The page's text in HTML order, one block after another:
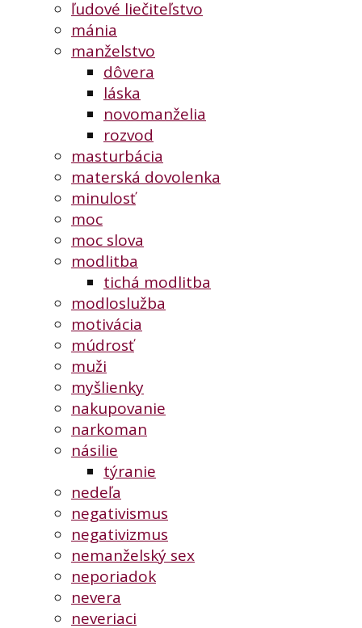
ľudové liečiteľstvo
mánia
manželstvo
dôvera
láska
novomanželia
rozvod
masturbácia
materská dovolenka
minulosť
moc
moc slova
modlitba
tichá modlitba
modloslužba
motivácia
múdrosť
muži
myšlienky
nakupovanie
narkoman
násilie
týranie
nedeľa
negativismus
negativizmus
nemanželský sex
neporiadok
nevera
neveriaci